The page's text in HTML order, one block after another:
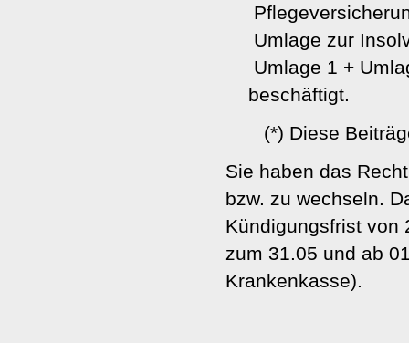
Umlage zur
Umlage 1 +
beschäftigt.
(*) Diese Beiträge
Sie haben das
bzw. zu wechseln.
Kündigungsfrist
zum 31.05 und ab
Krankenkasse).